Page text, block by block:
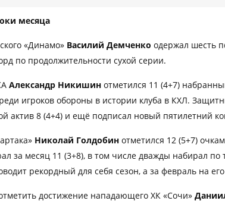
месяца
«Динамо» Василий Демченко одержал шесть
по продолжительности сухой серии.
Александр Никишин отметился 11 (4+7)
игроков обороны в истории клуба в КХЛ.
актив 8 (4+4) и ещё подписал новый пятилетний
Николай Голдобин отметился 12 (5+7)
за месяц 11 (3+8), в том числе дважды набирал по
рекордный для себя сезон, а за февраль на
достижение нападающего ХК «Сочи»